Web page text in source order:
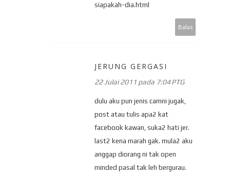
siapakah-dia.html
Balas
JERUNG GERGASI
22 Julai 2011 pada 7:04 PTG
dulu aku pun jenis camni jugak,
post atau tulis apa2 kat
facebook kawan, suka2 hati jer.
last2 kena marah gak. mula2 aku
anggap diorang ni tak open
minded pasal tak leh bergurau.